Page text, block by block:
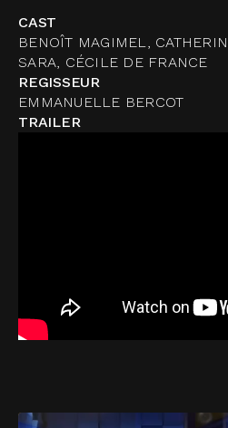
CAST
BENOÎT MAGIMEL,
SARA, CÉCILE DE FRANCE
REGISSEUR
EMMANUELLE BERCOT
TRAILER